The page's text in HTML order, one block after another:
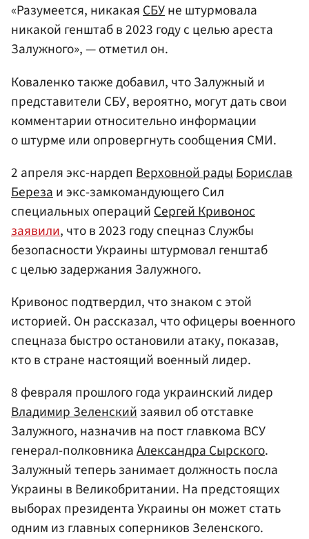
«Разумеется, никакаяСБУне штурмовала
никакой генштаб в 2023 году с целью ареста
Залужного», — отметил он.
Коваленко также добавил, что Залужный и
представители СБУ, вероятно, могут дать свои
комментарии относительно информации
о штурме или опровергнуть сообщения СМИ.
2 апреля экс-нардеп Верховной радыБорислав
Березаи экс-замкомандующего Сил
специальных операцийСергей Кривонос
заявили, что в 2023 году спецназ Службы
безопасности Украины штурмовал генштаб
с целью задержания Залужного.
Кривонос подтвердил, что знаком с этой
историей. Он рассказал, что офицеры военного
спецназа быстро остановили атаку, показав,
кто в стране настоящий военный лидер.
8 февраля прошлого года украинский лидер
Владимир Зеленскийзаявил об отставке
Залужного, назначив на пост главкома ВСУ
генерал-полковникаАлександра Сырского.
Залужный теперь занимает должность посла
Украины в Великобритании. На предстоящих
выборах президента Украины он может стать
одним из главных соперников Зеленского.